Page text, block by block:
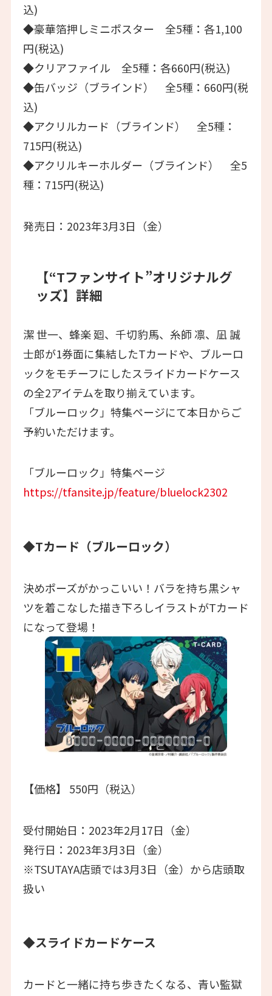
込)
◆豪華箔押しミニポスター 全5種：各1,100
円(税込)
◆クリアファイル 全5種：各660円(税込)
◆缶バッジ（ブラインド） 全5種：660円(税
込)
◆アクリルカード（ブラインド） 全5種：
715円(税込)
◆アクリルキーホルダー（ブラインド） 全5
種：715円(税込)
発売日：2023年3月3日（金）
【“Tファンサイト”オリジナルグ
ッズ】詳細
潔 世一、蜂楽 廻、千切豹馬、糸師 凛、凪 誠
士郎が1券面に集結したTカードや、ブルーロ
ックをモチーフにしたスライドカードケース
の全2アイテムを取り揃えています。
「ブルーロック」特集ページにて本日からご
予約いただけます。
「ブルーロック」特集ページ
https://tfansite.jp/feature/bluelock2302
◆Tカード（ブルーロック）
決めポーズがかっこいい！バラを持ち黒シャ
ツを着こなした描き下ろしイラストがTカード
になって登場！
【価格】 550円（税込）
受付開始日：2023年2月17日（金）
発行日：2023年3月3日（金）
※TSUTAYA店頭では3月3日（金）から店頭取
扱い
◆スライドカードケース
カードと一緒に持ち歩きたくなる、青い監獄